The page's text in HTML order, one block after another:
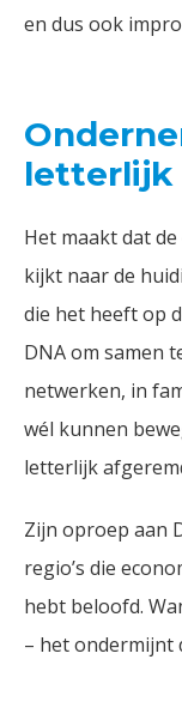
en dus ook
letterlijk
Het maakt dat
kijkt naar de
die het heeft op
DNA om samen
netwerken, in
wél kunnen
letterlijk
Zijn oproep aan
regio’s die
hebt beloofd.
– het ondermijnt